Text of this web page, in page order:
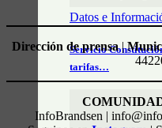
Datos e
Servicio
tarifas…
Dirección de prensa|
InfoBrandsen |